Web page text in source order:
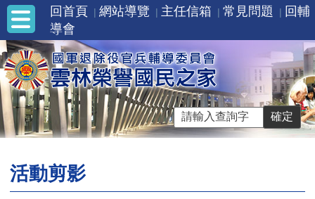
回首頁 網站導覽 主任信箱 常見問題
回輔
導會
活動剪影